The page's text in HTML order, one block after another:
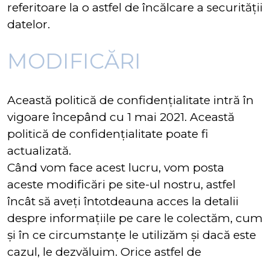
referitoare la o astfel de încălcare a securității
datelor.
MODIFICĂRI
Această politică de confidențialitate intră în
vigoare începând cu 1 mai 2021. Această
politică de confidențialitate poate fi
actualizată.
Când vom face acest lucru, vom posta
aceste modificări pe site-ul nostru, astfel
încât să aveți întotdeauna acces la detalii
despre informațiile pe care le colectăm, cum
și în ce circumstanțe le utilizăm și dacă este
cazul, le dezvăluim. Orice astfel de